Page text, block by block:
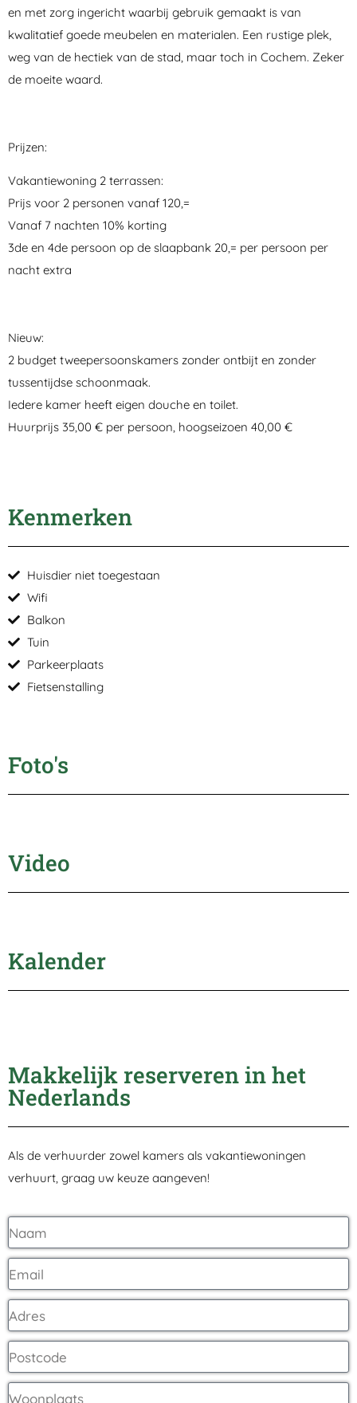
en met zorg ingericht waarbij gebruik gemaakt is van
kwalitatief goede meubelen en materialen. Een rustige plek,
weg van de hectiek van de stad, maar toch in Cochem. Zeker
de moeite waard.
Prijzen:
Vakantiewoning 2 terrassen:
Prijs voor 2 personen vanaf 120,=
Vanaf 7 nachten 10% korting
3de en 4de persoon op de slaapbank 20,= per persoon per
nacht extra
Nieuw:
2 budget tweepersoonskamers zonder ontbijt en zonder
tussentijdse schoonmaak.
Iedere kamer heeft eigen douche en toilet.
Huurprijs 35,00 € per persoon, hoogseizoen 40,00 €
Kenmerken
Huisdier niet toegestaan
Wifi
Balkon
Tuin
Parkeerplaats
Fietsenstalling
Foto's
Video
Kalender
Makkelijk reserveren in het
Nederlands
Als de verhuurder zowel kamers als vakantiewoningen
verhuurt, graag uw keuze aangeven!